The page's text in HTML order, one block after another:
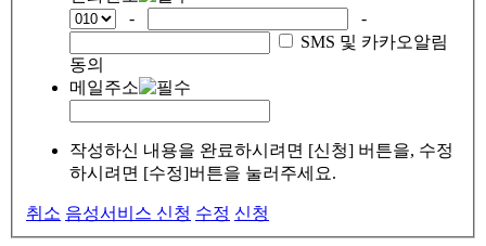
-
-
SMS 및 카카오알림
동의
메일주소
작성하신 내용을 완료하시려면 [신청] 버튼을, 수정
하시려면 [수정]버튼을 눌러주세요.
취소 음성서비스 신청 수정 신청